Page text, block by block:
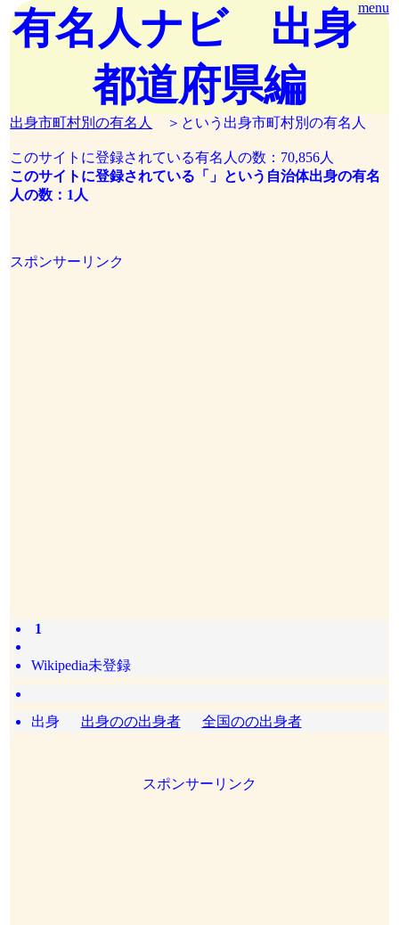
menu
有名人ナビ 出身
都道府県編
出身市町村別の有名人 ＞という出身市町村別の有名人
このサイトに登録されている有名人の数：70,856人
このサイトに登録されている「」という自治体出身の有名
人の数：1人
スポンサーリンク
1
Wikipedia未登録
出身 出身のの出身者 全国のの出身者
スポンサーリンク